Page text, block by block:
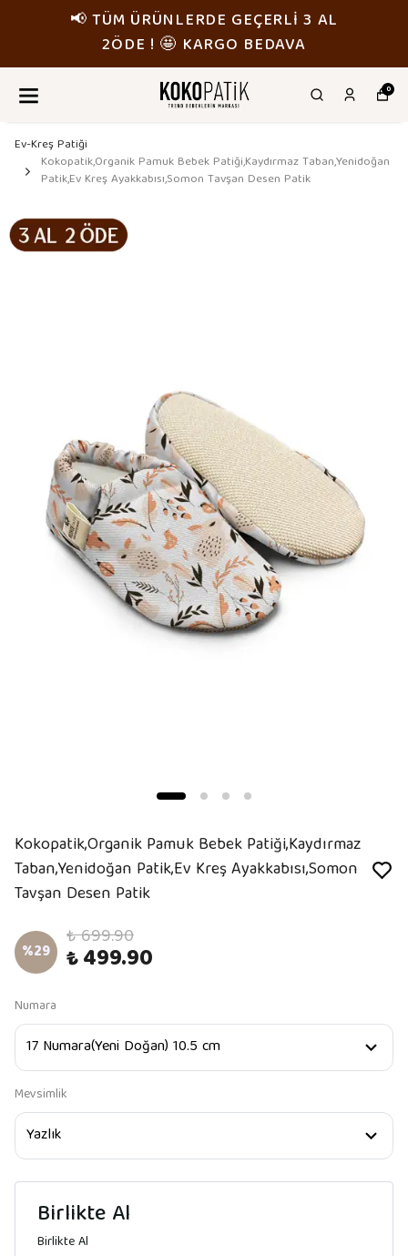
📢 TÜM ÜRÜNLERDE GEÇERLİ 3 AL
2ÖDE ! 🤩 KARGO BEDAVA
0
Ev-Kreş Patiği
Kokopatik,Organik Pamuk Bebek Patiği,Kaydırmaz Taban,Yenidoğan
Patik,Ev Kreş Ayakkabısı,Somon Tavşan Desen Patik
Kokopatik,Organik Pamuk Bebek Patiği,Kaydırmaz
Taban,Yenidoğan Patik,Ev Kreş Ayakkabısı,Somon
Tavşan Desen Patik
%29 ₺ 699.90
₺ 499.90
Numara
Mevsimlik
Birlikte Al
Birlikte Al